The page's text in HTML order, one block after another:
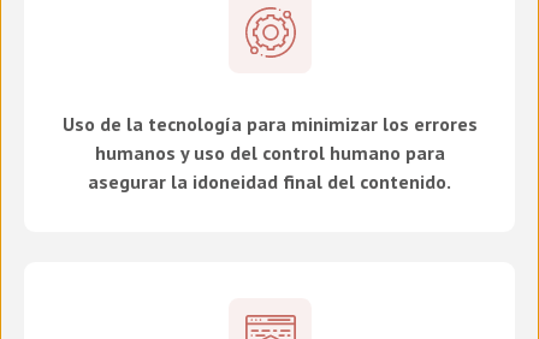
Uso de la tecnología para minimizar los errores
humanos y uso del control humano para
asegurar la idoneidad final del contenido.